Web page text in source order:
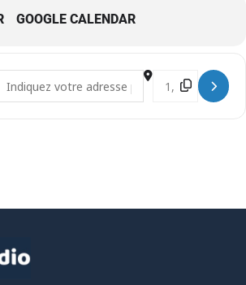
GOOGLE CALENDAR
Address - Salon de l'Etudiant []Destination